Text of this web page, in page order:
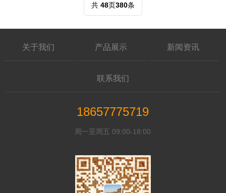
共 48页380条
关于我们 产品展示 新闻资讯
联系我们
18657775719
周一至周五 09:00-18:00